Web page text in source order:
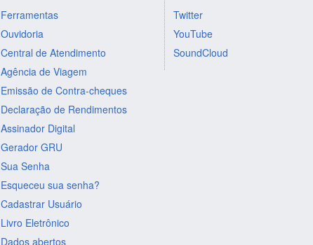
Ferramentas
Ouvidoria
Central de Atendimento
Agência de Viagem
Emissão de Contra-cheques
Declaração de Rendimentos
Assinador Digital
Gerador GRU
Sua Senha
Esqueceu sua senha?
Cadastrar Usuário
Livro Eletrônico
Dados abertos
Twitter
YouTube
SoundCloud